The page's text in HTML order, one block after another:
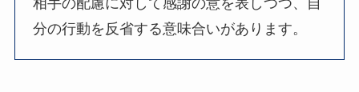
分の行動を反省する意味合いがあります。